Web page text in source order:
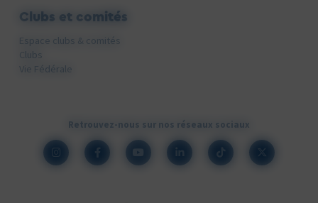
Clubs et comités
Espace clubs & comités
Clubs
Vie Fédérale
Retrouvez-nous sur nos réseaux sociaux